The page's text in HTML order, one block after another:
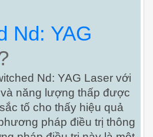
Nd: YAG
Nd: YAG Laser với
năng lượng thấp được
tố cho thấy hiệu quả
pháp điều trị thông